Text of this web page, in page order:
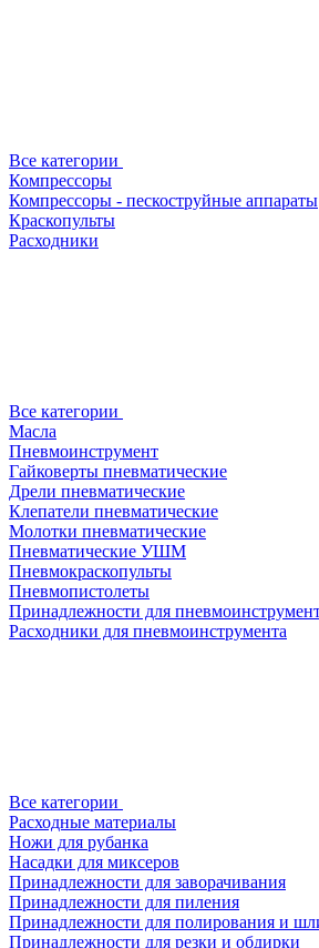
Все категории
Компрессоры
Компрессоры - пескоструйные аппараты
Краскопульты
Расходники
Все категории
Масла
Пневмоинструмент
Гайковерты пневматические
Дрели пневматические
Клепатели пневматические
Молотки пневматические
Пневматические УШМ
Пневмокраскопульты
Пневмопистолеты
Принадлежности для
Расходники для пневмоинструмента
Все категории
Расходные материалы
Ножи для рубанка
Насадки для миксеров
Принадлежности для заворачивания
Принадлежности для пиления
Принадлежности для полирования и
Принадлежности для резки и обдирки